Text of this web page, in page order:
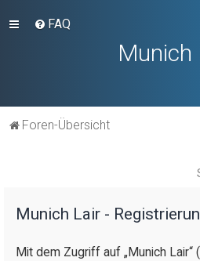
FAQ
Munich
Foren-Übersicht
Munich Lair -
Mit dem Zugriff auf „Munich Lair“